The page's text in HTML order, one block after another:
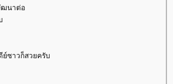
ฒนาต่อ
ย์ซาวก็สวยครับ